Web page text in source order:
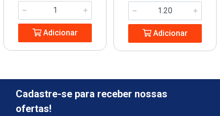
Adicionar Adicionar
Cadastre-se para receber nossas
ofertas!